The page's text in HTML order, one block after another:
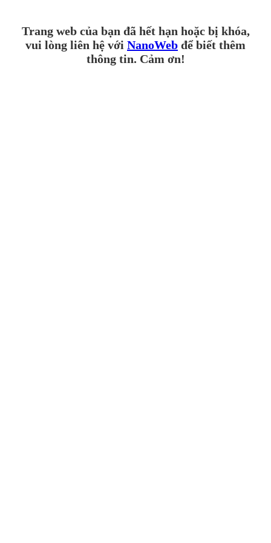
Trang web của bạn đã hết hạn hoặc bị khóa,
vui lòng liên hệ với NanoWeb để biết thêm
thông tin. Cảm ơn!